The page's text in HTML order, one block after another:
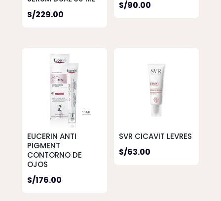
S/229.00
S/90.00
EUCERIN ANTI
PIGMENT
CONTORNO DE
OJOS
S/176.00
SVR CICAVIT LEVRES
S/63.00